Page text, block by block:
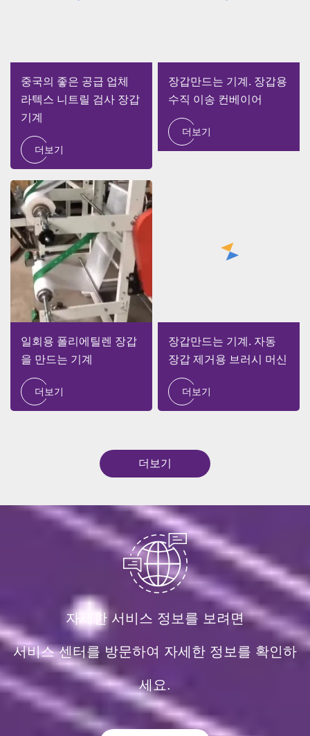
중국의 좋은 공급 업체
라텍스 니트릴 검사 장갑
기계
더보기
장갑만드는 기계. 장갑용
수직 이송 컨베이어
더보기
일회용 폴리에틸렌 장갑
을 만드는 기계
더보기
장갑만드는 기계. 자동
장갑 제거용 브러시 머신
더보기
더보기
자세한 서비스 정보를 보려면
서비스 센터를 방문하여 자세한 정보를 확인하
세요.